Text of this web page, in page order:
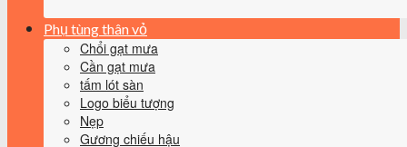
Phụ tùng thân vỏ
Chổi gạt mưa
Cần gạt mưa
tấm lót sàn
Logo biểu tượng
Nẹp
Gương chiếu hậu